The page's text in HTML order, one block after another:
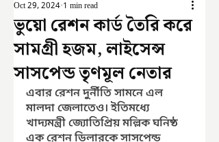
ভুয়ো রেশন কার্ড তৈরি করে
সামগ্রী হজম, লাইসেন্স
সাসপেন্ড তৃণমূল নেতার
Oct 29, 2024 1 min read
এবার রেশন দুর্নীতি সামনে এল
মালদা জেলাতেও। ইতিমধ্যে
খাদ্যমন্ত্রী জ্যোতিপ্রিয় মল্লিক ঘনিষ্ঠ
এক রেশন ডিলারকে সাসপেন্ড